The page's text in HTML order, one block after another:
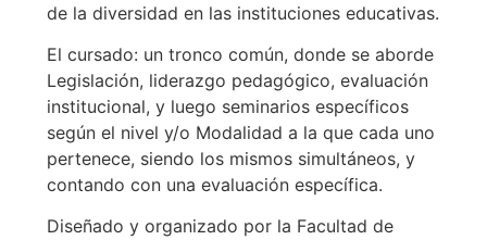
de la diversidad en las instituciones educativas.
El cursado: un tronco común, donde se aborde
Legislación, liderazgo pedagógico, evaluación
institucional, y luego seminarios específicos
según el nivel y/o Modalidad a la que cada uno
pertenece, siendo los mismos simultáneos, y
contando con una evaluación específica.
Diseñado y organizado por la Facultad de